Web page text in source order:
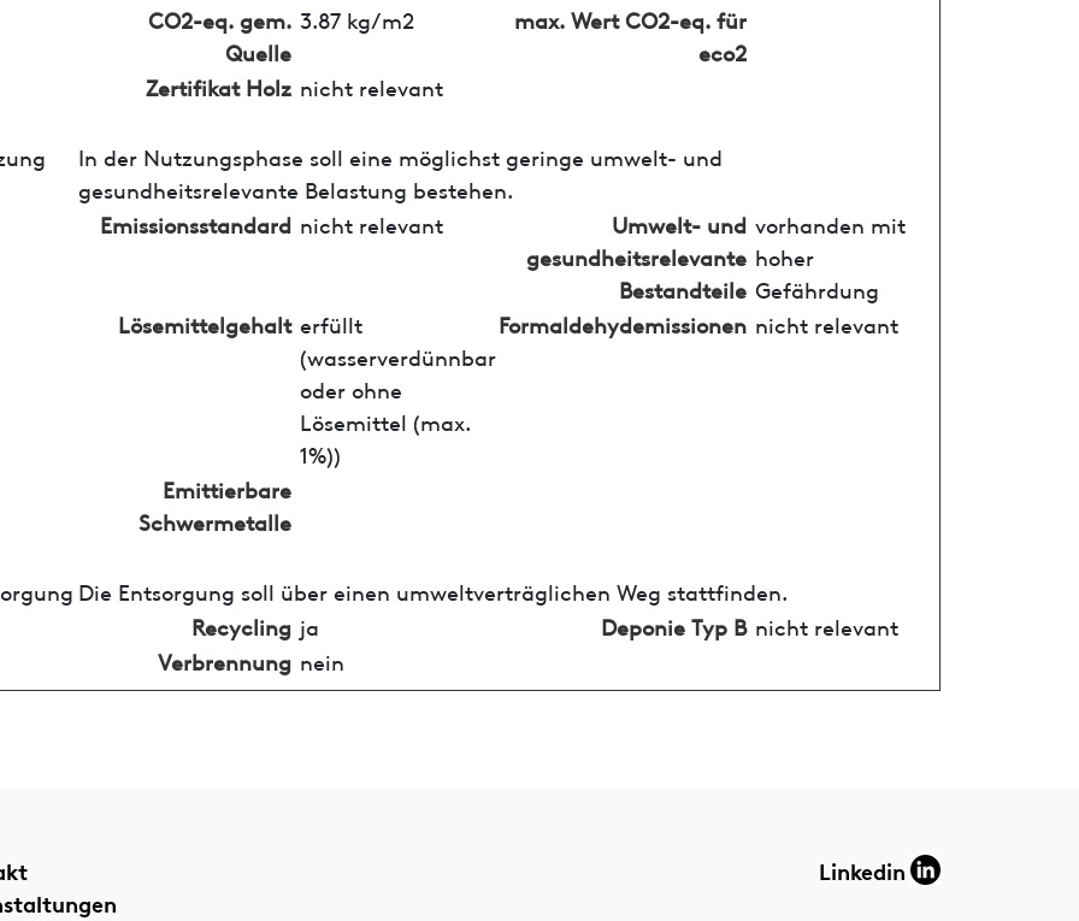
CO2-eq. gem.
Quelle
3.87 kg/m2
max. Wert CO2-eq. für
eco2
Zertifikat Holz nicht relevant
In der Nutzungsphase soll eine möglichst geringe umwelt- und
gesundheitsrelevante Belastung bestehen.
Emissionsstandard nicht relevant
Umwelt- und
gesundheitsrelevante
Bestandteile
vorhanden mit
hoher
Gefährdung
Lösemittelgehalt erfüllt
(wasserverdünnbar
oder ohne
Lösemittel (max.
1%))
Formaldehydemissionen nicht relevant
Emittierbare
Schwermetalle
Die Entsorgung soll über einen umweltverträglichen Weg stattfinden.
Recycling ja Deponie Typ B nicht relevant
Verbrennung nein
Linkedin